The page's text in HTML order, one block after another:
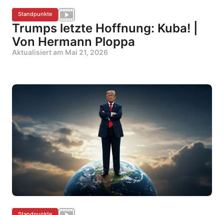
Standpunkte
Trumps letzte Hoffnung: Kuba! |
Von Hermann Ploppa
Aktualisiert am Mai 21, 2026